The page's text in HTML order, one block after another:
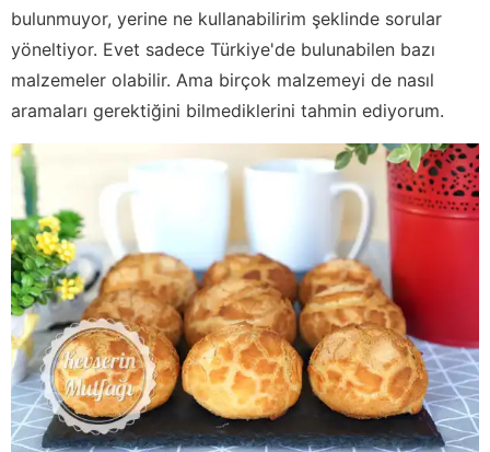
bulunmuyor, yerine ne kullanabilirim şeklinde sorular
yöneltiyor. Evet sadece Türkiye'de bulunabilen bazı
malzemeler olabilir. Ama birçok malzemeyi de nasıl
aramaları gerektiğini bilmediklerini tahmin ediyorum.